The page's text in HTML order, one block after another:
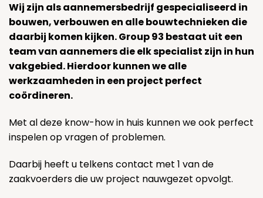
Wij zijn als aannemersbedrijf gespecialiseerd in
bouwen, verbouwen en alle bouwtechnieken die
daarbij komen kijken. Group 93 bestaat uit een
team van aannemers die elk specialist zijn in hun
vakgebied. Hierdoor kunnen we alle
werkzaamheden in een project perfect
coördineren.
Met al deze know-how in huis kunnen we ook perfect
inspelen op vragen of problemen.
Daarbij heeft u telkens contact met 1 van de
zaakvoerders die uw project nauwgezet opvolgt.